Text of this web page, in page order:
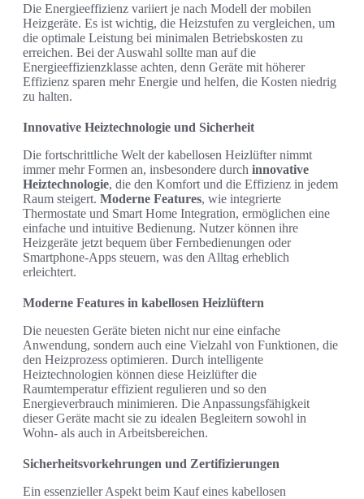
Die Energieeffizienz variiert je nach Modell der mobilen
Heizgeräte. Es ist wichtig, die Heizstufen zu vergleichen, um
die optimale Leistung bei minimalen Betriebskosten zu
erreichen. Bei der Auswahl sollte man auf die
Energieeffizienzklasse achten, denn Geräte mit höherer
Effizienz sparen mehr Energie und helfen, die Kosten niedrig
zu halten.
Innovative Heiztechnologie und Sicherheit
Die fortschrittliche Welt der kabellosen Heizlüfter nimmt
immer mehr Formen an, insbesondere durch innovative
Heiztechnologie, die den Komfort und die Effizienz in jedem
Raum steigert. Moderne Features, wie integrierte
Thermostate und Smart Home Integration, ermöglichen eine
einfache und intuitive Bedienung. Nutzer können ihre
Heizgeräte jetzt bequem über Fernbedienungen oder
Smartphone-Apps steuern, was den Alltag erheblich
erleichtert.
Moderne Features in kabellosen Heizlüftern
Die neuesten Geräte bieten nicht nur eine einfache
Anwendung, sondern auch eine Vielzahl von Funktionen, die
den Heizprozess optimieren. Durch intelligente
Heiztechnologien können diese Heizlüfter die
Raumtemperatur effizient regulieren und so den
Energieverbrauch minimieren. Die Anpassungsfähigkeit
dieser Geräte macht sie zu idealen Begleitern sowohl in
Wohn- als auch in Arbeitsbereichen.
Sicherheitsvorkehrungen und Zertifizierungen
Ein essenzieller Aspekt beim Kauf eines kabellosen